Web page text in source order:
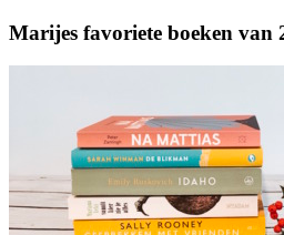
Marijes favoriete boeken van